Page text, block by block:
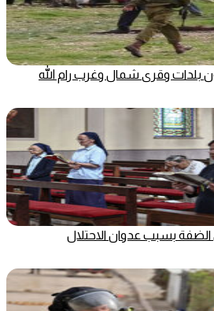
وقرى شمال وغرب رام الله
الضفة بسبب عدوان الاحتلال